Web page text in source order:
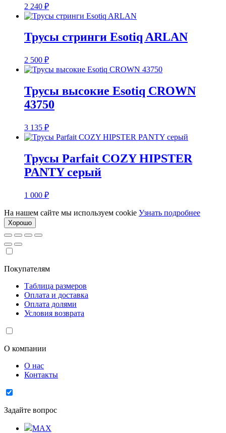
2 240 ₽
Трусы стринги Esotiq ARLAN
2 500 ₽
Трусы высокие Esotiq CROWN
43750
3 135 ₽
Трусы Parfait COZY HIPSTER
PANTY серый
1 000 ₽
На нашем сайте мы используем cookie Узнать подробнее
Хорошо
Покупателям
Таблица размеров
Оплата и доставка
Оплата долями
Условия возврата
О компании
О нас
Контакты
Задайте вопрос
MAX